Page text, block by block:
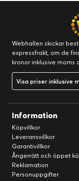
Webhallen skickar
expressfrakt, om de
kronor inklusive moms
Visa priser inklusive
Information
Köpvillkor
Leveransvillkor
Garantivillkor
Ångerrätt och öppet
Reklamation
Personuppgifter